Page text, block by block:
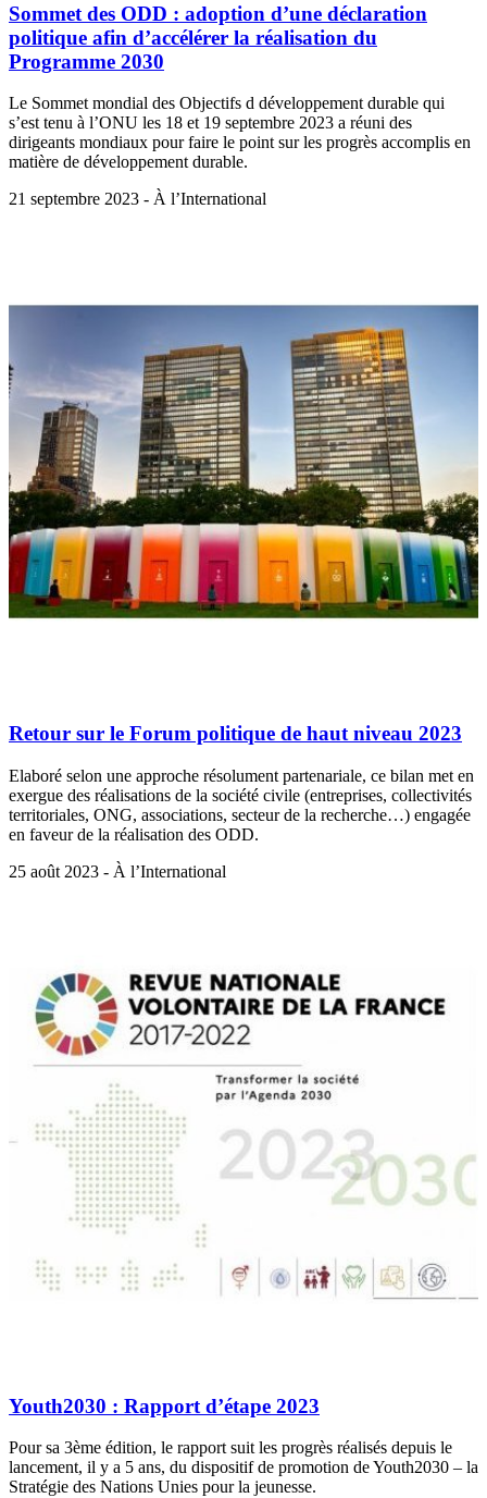
Sommet des ODD : adoption d’une déclaration
politique afin d’accélérer la réalisation du
Programme 2030
Le Sommet mondial des Objectifs d développement durable qui
s’est tenu à l’ONU les 18 et 19 septembre 2023 a réuni des
dirigeants mondiaux pour faire le point sur les progrès accomplis en
matière de développement durable.
21 septembre 2023 - À l’International
Retour sur le Forum politique de haut niveau 2023
Elaboré selon une approche résolument partenariale, ce bilan met en
exergue des réalisations de la société civile (entreprises, collectivités
territoriales, ONG, associations, secteur de la recherche…) engagée
en faveur de la réalisation des ODD.
25 août 2023 - À l’International
Youth2030 : Rapport d’étape 2023
Pour sa 3ème édition, le rapport suit les progrès réalisés depuis le
lancement, il y a 5 ans, du dispositif de promotion de Youth2030 – la
Stratégie des Nations Unies pour la jeunesse.